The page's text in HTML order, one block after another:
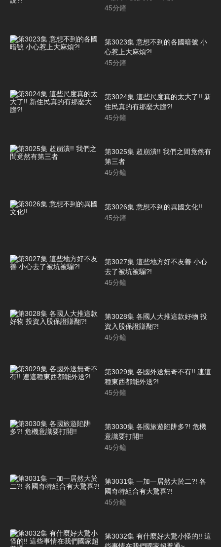
45分鐘
第3023集 意想不到的各國暗號 小
心惹上大麻煩?!
45分鐘
第3024集 這些尺度真的太大了!! 新
住民真的有那麼大膽?!
45分鐘
第3025集 超崩潰!! 我們之間竟然有
第三者
45分鐘
第3026集 意想不到的異國文化!!
45分鐘
第3027集 這些地方好不友善 小心
去了被坑被騙?!
45分鐘
第3028集 各國人大推這款好物 投
資入股保證賺翻?!
45分鐘
第3029集 各國外送無奇不有!! 連這
種東西都能外送?!
45分鐘
第3030集 各國旅遊陷阱多?! 危機
意識要打開!!
45分鐘
第3031集 一加一居然大於二?! 各
國奇特組合有大驚喜?!
45分鐘
第3032集 有什麼好大驚小怪的!! 這